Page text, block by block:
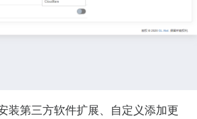
装第三方软件扩展、自定义添加更